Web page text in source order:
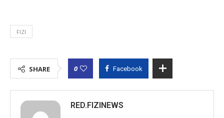
FIZI
SHARE 0 Facebook
RED.FIZINEWS